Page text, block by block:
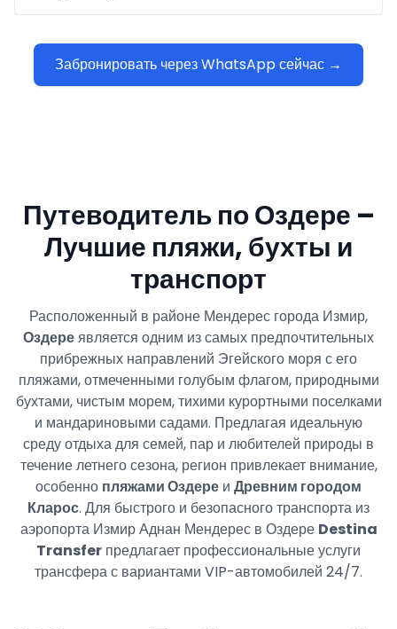
Забронировать через WhatsApp сейчас →
Путеводитель по Оздере –
Лучшие пляжи, бухты и
транспорт
Расположенный в районе Мендерес города Измир,
Оздереявляется одним из самых предпочтительных
прибрежных направлений Эгейского моря с его
пляжами, отмеченными голубым флагом, природными
бухтами, чистым морем, тихими курортными поселками
и мандариновыми садами. Предлагая идеальную
среду отдыха для семей, пар и любителей природы в
течение летнего сезона, регион привлекает внимание,
особенно пляжами Оздере и Древним городом
Кларос. Для быстрого и безопасного транспорта из
аэропорта Измир Аднан Мендерес в Оздере Destina
Transfer предлагает профессиональные услуги
трансфера с вариантами VIP-автомобилей 24/7.